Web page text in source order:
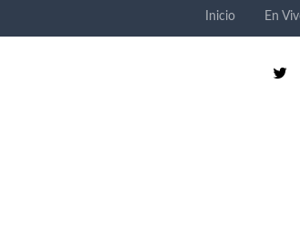
Inicio En